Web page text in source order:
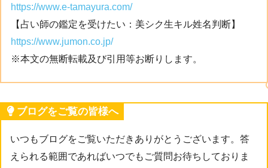
https://www.e-tamayura.com/
【占い師の鑑定を受けたい：美シク生キル姓名判断】
https://www.jumon.co.jp/
※本文の無断転載及び引用等お断りします。
ブログをご覧の皆様へ
いつもブログをご覧いただきありがとうございます。答
えられる範囲であればいつでもご質問お待ちしておりま